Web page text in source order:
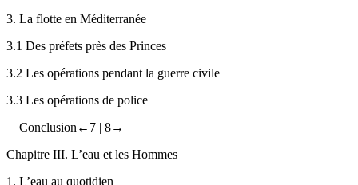
3. La flotte en Méditerranée
3.1 Des préfets près des Princes
3.2 Les opérations pendant la guerre civile
3.3 Les opérations de police
Conclusion ←7 | 8→
Chapitre III. L’eau et les Hommes
1. L’eau au quotidien